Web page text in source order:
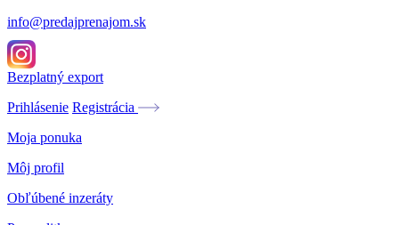
info@predajprenajom.sk
Bezplatný export
Prihlásenie Registrácia
Moja ponuka
Môj profil
Obľúbené inzeráty